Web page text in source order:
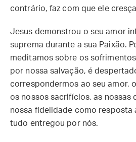
contrário, faz com que ele
Jesus demonstrou o seu amor
suprema durante a sua Paixão.
meditamos sobre os
por nossa salvação, é
correspondermos ao seu amor,
os nossos sacrifícios, as nossas
nossa fidelidade como resposta
tudo entregou por nós.